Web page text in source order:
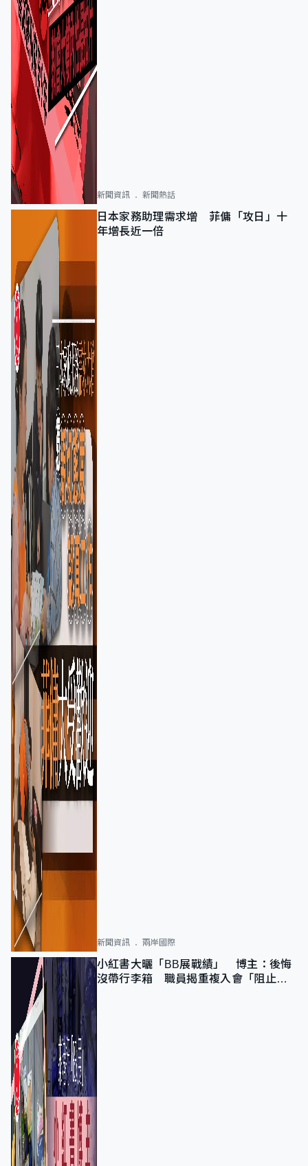
新聞資訊 新聞熱話
日本家務助理需求增 菲傭「攻日」十
年增長近一倍
新聞資訊 兩岸國際
小紅書大曬「BB展戰績」 博主：後悔
沒帶行李箱 職員揭重複入會「阻止唔